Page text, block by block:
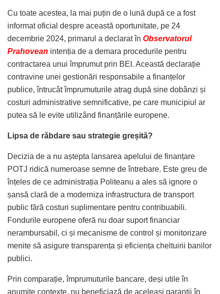
Cu toate acestea, la mai puțin de o lună după ce a fost
informat oficial despre această oportunitate, pe 24
decembrie 2024, primarul a declarat în Observatorul
Prahovean intenția de a demara procedurile pentru
contractarea unui împrumut prin BEI. Această declarație
contravine unei gestionări responsabile a finanțelor
publice, întrucât împrumuturile atrag după sine dobânzi și
costuri administrative semnificative, pe care municipiul ar
putea să le evite utilizând finanțările europene.
Lipsa de răbdare sau strategie greșită?
Decizia de a nu aștepta lansarea apelului de finanțare
POTJ ridică numeroase semne de întrebare. Este greu de
înțeles de ce administrația Politeanu a ales să ignore o
șansă clară de a moderniza infrastructura de transport
public fără costuri suplimentare pentru contribuabili.
Fondurile europene oferă nu doar suport financiar
nerambursabil, ci și mecanisme de control și monitorizare
menite să asigure transparența și eficiența cheltuirii banilor
publici.
Prin comparație, împrumuturile bancare, deși utile în
anumite contexte, nu beneficiază de aceleași garanții în